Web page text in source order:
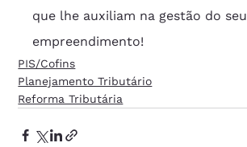
que lhe auxiliam na gestão do seu
empreendimento!
PIS/Cofins
Planejamento Tributário
Reforma Tributária